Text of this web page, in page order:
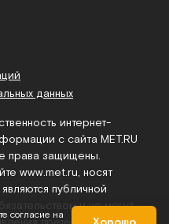
данных
интернет-
с сайта MET.RU
права защищены.
www.met.ru , носят
публичной
и не могут
претензий.
согласие на